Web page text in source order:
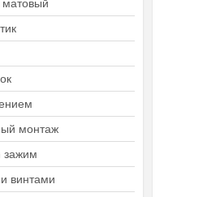
монтаж
зажим
винтами